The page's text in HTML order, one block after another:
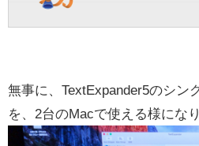
無事に、TextExpander5のシン
を、2台のMacで使える様にな